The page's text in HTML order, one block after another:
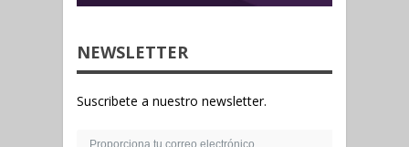
NEWSLETTER
Suscribete a nuestro newsletter.